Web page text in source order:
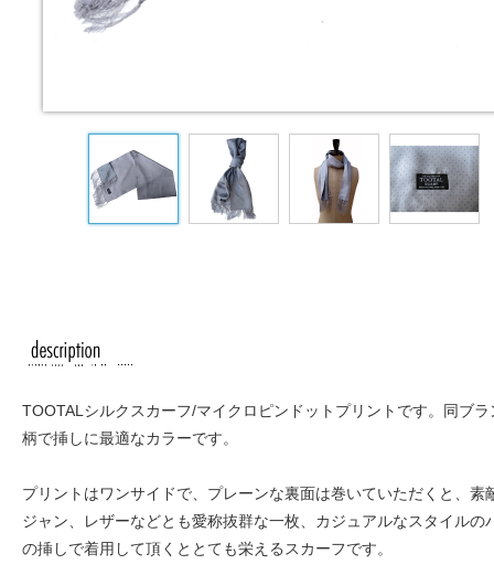
TOOTALシルクスカーフ/マイクロピンドットプリントです。同ブ
柄で挿しに最適なカラーです。
プリントはワンサイドで、プレーンな裏面は巻いていただくと、
ジャン、レザーなどとも愛称抜群な一枚、カジュアルなスタイル
の挿しで着用して頂くととても栄えるスカーフです。